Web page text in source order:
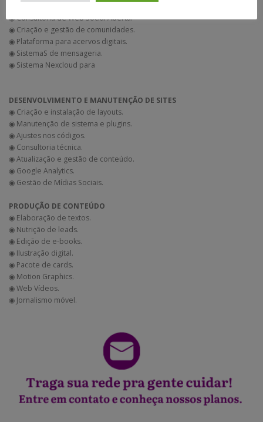
◉ Consultoria de Web Social Aberta.
◉ Criação e gestão de comunidades.
◉ Plataforma para acervos digitais.
◉ SistemaS de mensageria.
◉ Sistema Nexcloud para
DESENVOLVIMENTO E MANUTENÇÃO DE SITES
◉ Criação e instalação de layouts.
◉ Manutenção de sistema e plugins.
◉ Ajustes nos códigos.
◉ Consultoria técnica.
◉ Atualização e gestão de conteúdo.
◉ Google Analytics.
◉ Gestão de Mídias Sociais.
PRODUÇÃO DE CONTEÚDO
◉ Elaboração de textos.
◉ Nutrição de leads.
◉ Edição de e-books.
◉ Ilustração digital.
◉ Pacote de cards.
◉ Motion Graphics.
◉ Web Vídeos.
◉ Jornalismo móvel.